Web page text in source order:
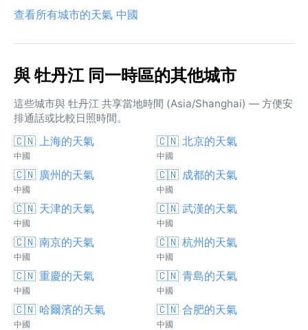
查看所有城市的天氣 中國
與 牡丹江 同一時區的其他城市
這些城市與 牡丹江 共享當地時間 (Asia/Shanghai) — 方便安
排通話或比較日照時間。
🇨🇳 上海的天氣
中國
🇨🇳 北京的天氣
中國
🇨🇳 廣州的天氣
中國
🇨🇳 成都的天氣
中國
🇨🇳 天津的天氣
中國
🇨🇳 武漢的天氣
中國
🇨🇳 南京的天氣
中國
🇨🇳 杭州的天氣
中國
🇨🇳 重慶的天氣
中國
🇨🇳 青島的天氣
中國
🇨🇳 哈爾濱的天氣
中國
🇨🇳 合肥的天氣
中國